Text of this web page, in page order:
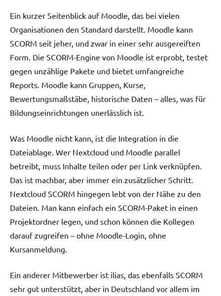
Ein kurzer Seitenblick auf Moodle, das bei vielen
Organisationen den Standard darstellt. Moodle kann
SCORM seit jeher, und zwar in einer sehr ausgereiften
Form. Die SCORM-Engine von Moodle ist erprobt, testet
gegen unzählige Pakete und bietet umfangreiche
Reports. Moodle kann Gruppen, Kurse,
Bewertungsmaßstäbe, historische Daten – alles, was für
Bildungseinrichtungen unerlässlich ist.
Was Moodle nicht kann, ist die Integration in die
Dateiablage. Wer Nextcloud und Moodle parallel
betreibt, muss Inhalte teilen oder per Link verknüpfen.
Das ist machbar, aber immer ein zusätzlicher Schritt.
Nextcloud SCORM hingegen lebt von der Nähe zu den
Dateien. Man kann einfach ein SCORM-Paket in einen
Projektordner legen, und schon können die Kollegen
darauf zugreifen – ohne Moodle-Login, ohne
Kursanmeldung.
Ein anderer Mitbewerber ist ilias, das ebenfalls SCORM
sehr gut unterstützt, aber in Deutschland vor allem im